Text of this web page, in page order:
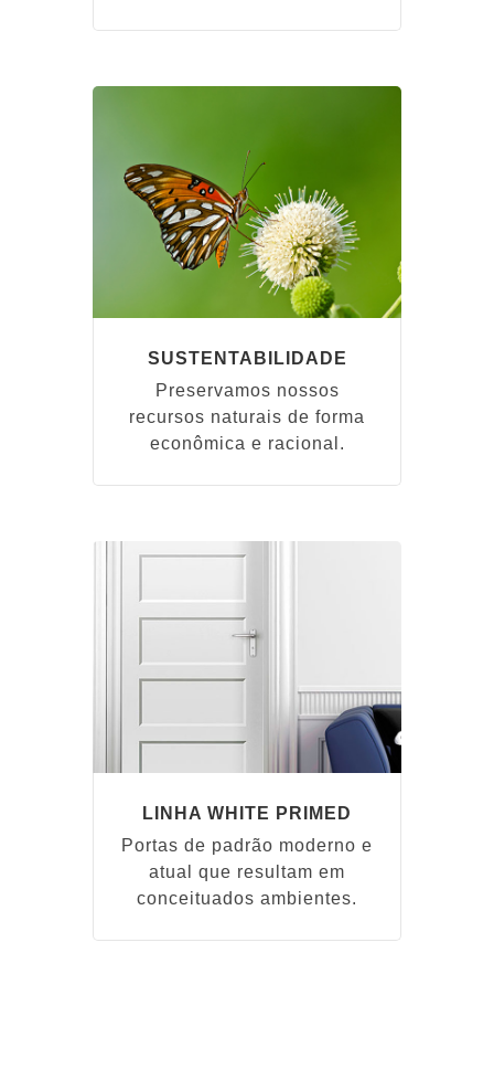
SUSTENTABILIDADE
Preservamos nossos
recursos naturais de forma
econômica e racional.
LINHA WHITE PRIMED
Portas de padrão moderno e
atual que resultam em
conceituados ambientes.